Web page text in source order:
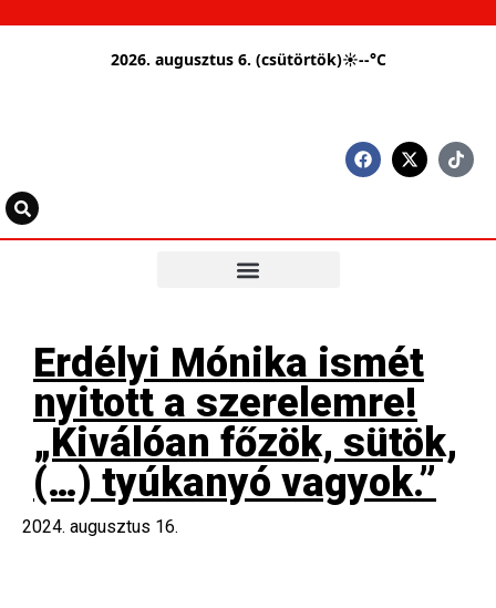
2026. augusztus 6. (csütörtök)☀--°C
Erdélyi Mónika ismét
nyitott a szerelemre!
„Kiválóan főzök, sütök,
(…) tyúkanyó vagyok.”
2024. augusztus 16.